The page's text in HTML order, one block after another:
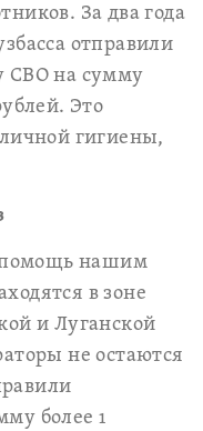
За два года
отправили
СВО на сумму
Это
гигиены,
помощь нашим
в зоне
и Луганской
не остаются
более 1